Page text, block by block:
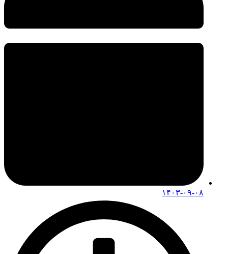
۱۴۰۳-۰۹-۰۸